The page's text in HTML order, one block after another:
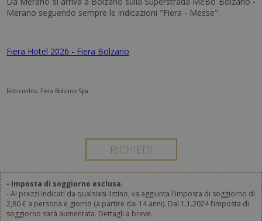
Merano seguendo sempre le indicazioni "Fiera - Messe".
Fiera Hotel 2026 - Fiera Bolzano
Foto credits: Fiera Bolzano Spa
- Imposta di soggiorno esclusa.
- Ai prezzi indicati da qualsiasi listino, va aggiunta l'imposta di soggiorno di
2,80 € a persona e giorno (a partire dai 14 anni). Dal 1.1.2024 l’imposta di
soggiorno sarà aumentata. Dettagli a breve.